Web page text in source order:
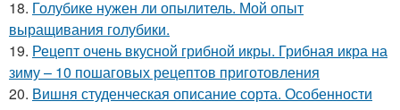
18. Голубике нужен ли опылитель. Мой опыт
выращивания голубики.
19. Рецепт очень вкусной грибной икры. Грибная икра на
зиму – 10 пошаговых рецептов приготовления
20. Вишня студенческая описание сорта. Особенности